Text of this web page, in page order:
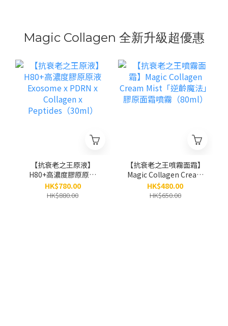
Magic Collagen 全新升級超優惠
【抗衰老之王原液】
H80+高濃度膠原原液
Exosome x PDRN x
Collagen x
HK$780.00
HK$880.00
【抗衰老之王噴霧面霜】
Magic Collagen Cream
Mist「逆齡魔法」膠原面
霜噴霧（80ml）
HK$480.00
HK$650.00